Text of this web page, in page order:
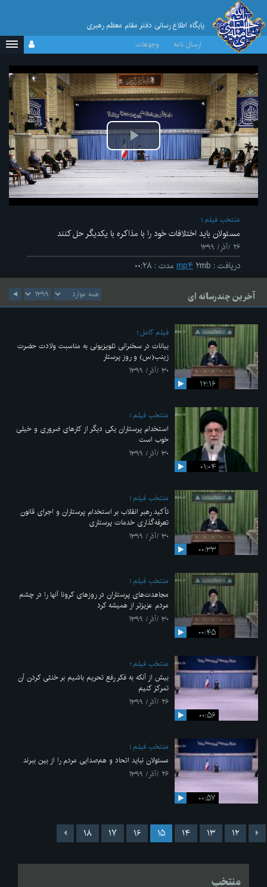
پایگاه اطلاع رسانی دفتر مقام معظم رهبری
ارسال نامه
وجوهات
پخش
ویدیو
منتخب فیلم
مسئولان باید اختلافات خود را با مذاکره با یکدیگر حل کنند
۲۶ /آذر/ ۱۳۹۹
دریافت : mp۴ ۲mb مدت : ۰۰:۲۸
آخرین چندرسانه ای
۱۲:۱۶
فیلم کامل
بیانات در سخنرانی تلویزیونی به مناسبت ولادت حضرت
زینب(س) و روز پرستار
۳۰ /آذر/ ۱۳۹۹
۰۱:۰۴
منتخب فیلم
استخدام پرستاران یکی دیگر از کارهای ضروری و خیلی
خوب است
۳۰ /آذر/ ۱۳۹۹
۰۰:۳۳
منتخب فیلم
تأکید رهبر انقلاب بر استخدام پرستاران و اجرای قانون
تعرفه‌گذاری خدمات پرستاری
۳۰ /آذر/ ۱۳۹۹
۰۰:۴۵
منتخب فیلم
مجاهدت‌های پرستاران در روزهای کرونا آنها را در چشم
مردم عزیزتر از همیشه کرد
۳۰ /آذر/ ۱۳۹۹
۰۰:۵۶
منتخب فیلم
بیش از آنکه به فکر رفع تحریم باشیم بر خنثی کردن آن
تمرکز کنیم
۲۶ /آذر/ ۱۳۹۹
۰۰:۵۷
منتخب فیلم
مسئولان نباید اتحاد و هم‌صدایی مردم را از بین ببرند
۲۶ /آذر/ ۱۳۹۹
۱۲ ۱۳ ۱۴ ۱۵ ۱۶ ۱۷ ۱۸
منتخب